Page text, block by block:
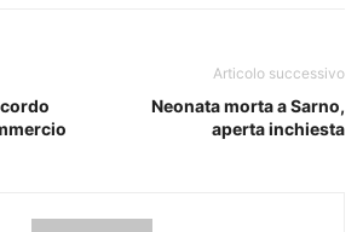
Articolo successivo
Neonata morta a Sarno,
aperta inchiesta